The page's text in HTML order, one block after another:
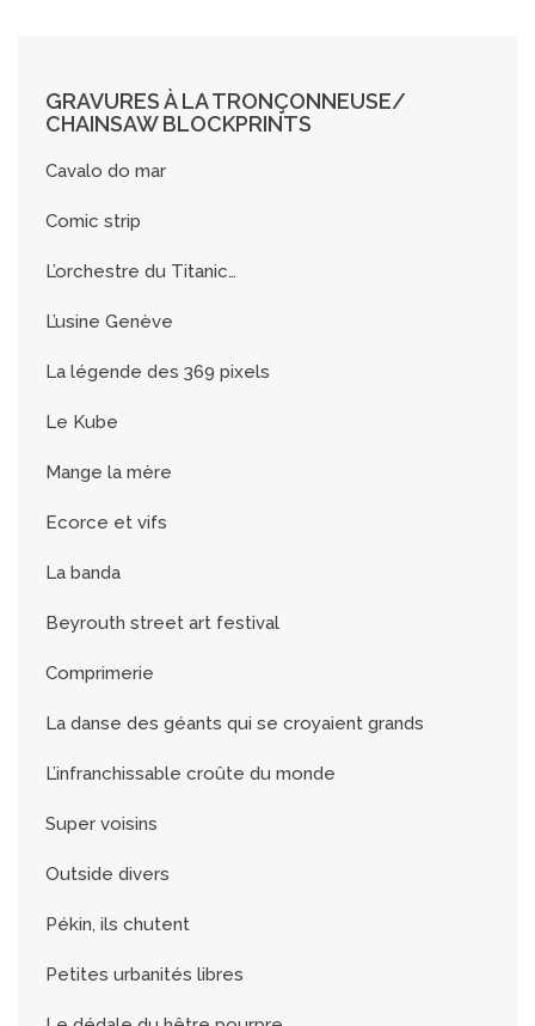
GRAVURES À LA TRONÇONNEUSE/
CHAINSAW BLOCKPRINTS
Cavalo do mar
Comic strip
L’orchestre du Titanic…
L’usine Genève
La légende des 369 pixels
Le Kube
Mange la mère
Ecorce et vifs
La banda
Beyrouth street art festival
Comprimerie
La danse des géants qui se croyaient grands
L’infranchissable croûte du monde
Super voisins
Outside divers
Pékin, ils chutent
Petites urbanités libres